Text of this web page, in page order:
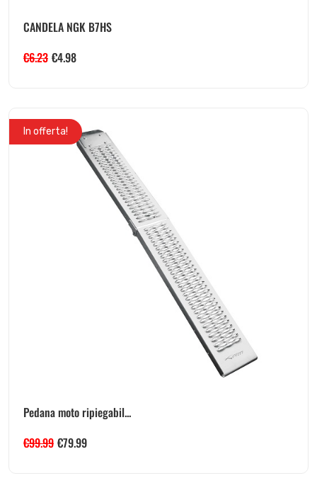
CANDELA NGK B7HS
€6.23 €4.98
In offerta!
Pedana moto ripiegabil...
€99.99 €79.99